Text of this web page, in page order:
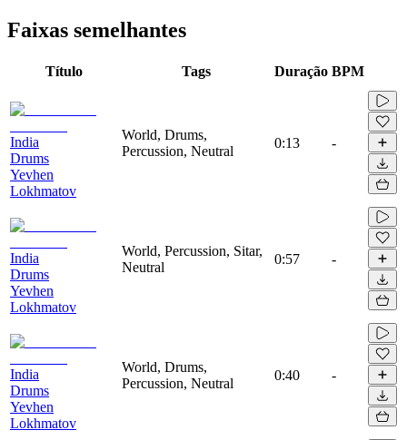
Faixas semelhantes
Título Tags Duração BPM
India
Drums
Yevhen
Lokhmatov
World, Drums,
Percussion, Neutral
0:13 -
India
Drums
Yevhen
Lokhmatov
World, Percussion, Sitar,
Neutral
0:57 -
India
Drums
Yevhen
Lokhmatov
World, Drums,
Percussion, Neutral
0:40 -